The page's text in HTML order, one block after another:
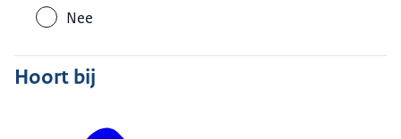
Nee
Hoort bij